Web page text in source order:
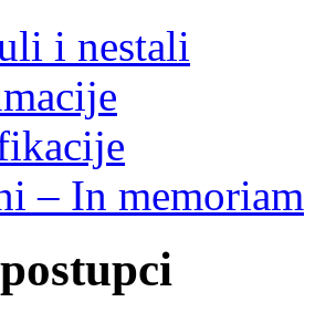
i nestali
– In memoriam